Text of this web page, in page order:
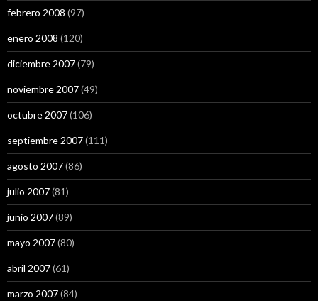
febrero 2008 (97)
enero 2008 (120)
diciembre 2007(79)
noviembre 2007(49)
octubre 2007(106)
septiembre 2007(111)
agosto 2007(86)
julio 2007(81)
junio 2007(89)
mayo 2007(80)
abril 2007(61)
marzo 2007(84)